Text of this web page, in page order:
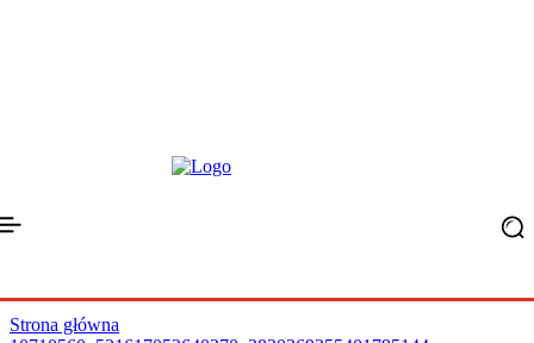
Strona główna